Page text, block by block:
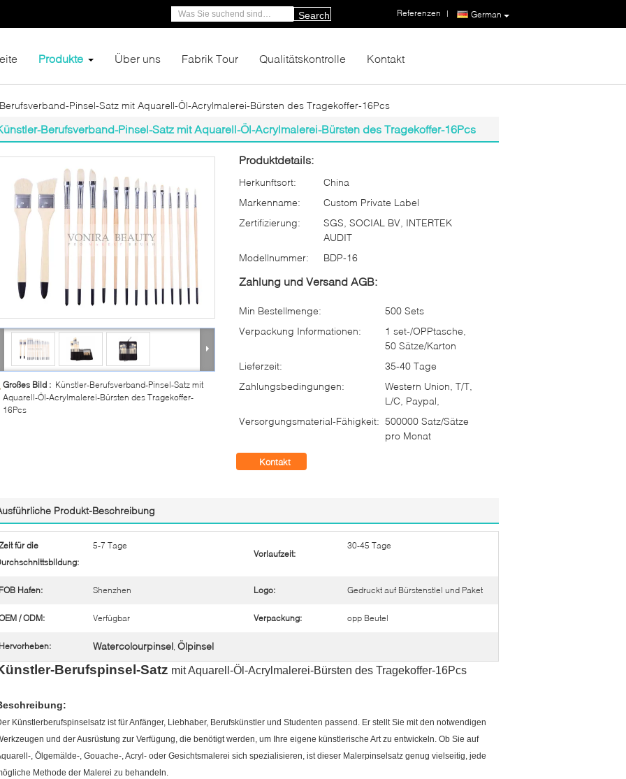
German
Referenzen |
Search
Produkte Über uns Fabrik Tour Qualitätskontrolle Kontakt
Pinsel-Satz mit Aquarell-Öl-Acrylmalerei-Bürsten des Tragekoffer-16Pcs
Berufsverband-Pinsel-Satz mit Aquarell-Öl-Acrylmalerei-Bürsten des Tragekoffer-16Pcs
Großes Bild : Künstler-Berufsverband-Pinsel-Satz mit
Aquarell-Öl-Acrylmalerei-Bürsten des Tragekoffer-
16Pcs
Produktdetails:
Herkunftsort:
China
Markenname:
Custom Private Label
Zertifizierung:
SGS, SOCIAL BV, INTERTEK
AUDIT
Modellnummer:
BDP-16
Zahlung und Versand AGB:
Min Bestellmenge:
500 Sets
Verpackung Informationen:
1 set-/OPPtasche,
50 Sätze/Karton
Lieferzeit:
35-40 Tage
Zahlungsbedingungen:
Western Union, T/T,
L/C, Paypal,
Versorgungsmaterial-Fähigkeit: 500000 Satz/Sätze
pro Monat
Kontakt
Produkt-Beschreibung
für die
5-7 Tage
Vorlaufzeit:
30-45 Tage
FOB Hafen: Shenzhen Logo: Gedruckt auf Bürstenstiel und Paket
/ ODM: Verfügbar Verpackung: opp Beutel
Hervorheben: Watercolourpinsel, Ölpinsel
Berufspinsel-Satz mit Aquarell-Öl-Acrylmalerei-Bürsten des Tragekoffer-16Pcs
Künstlerberufspinselsatz ist für Anfänger, Liebhaber, Berufskünstler und Studenten passend. Er stellt Sie mit den notwendigen
und der Ausrüstung zur Verfügung, die benötigt werden, um Ihre eigene künstlerische Art zu entwickeln. Ob Sie auf
, Ölgemälde-, Gouache-, Acryl- oder Gesichtsmalerei sich spezialisieren, ist dieser Malerpinselsatz genug vielseitig, jede
Methode der Malerei zu behandeln.